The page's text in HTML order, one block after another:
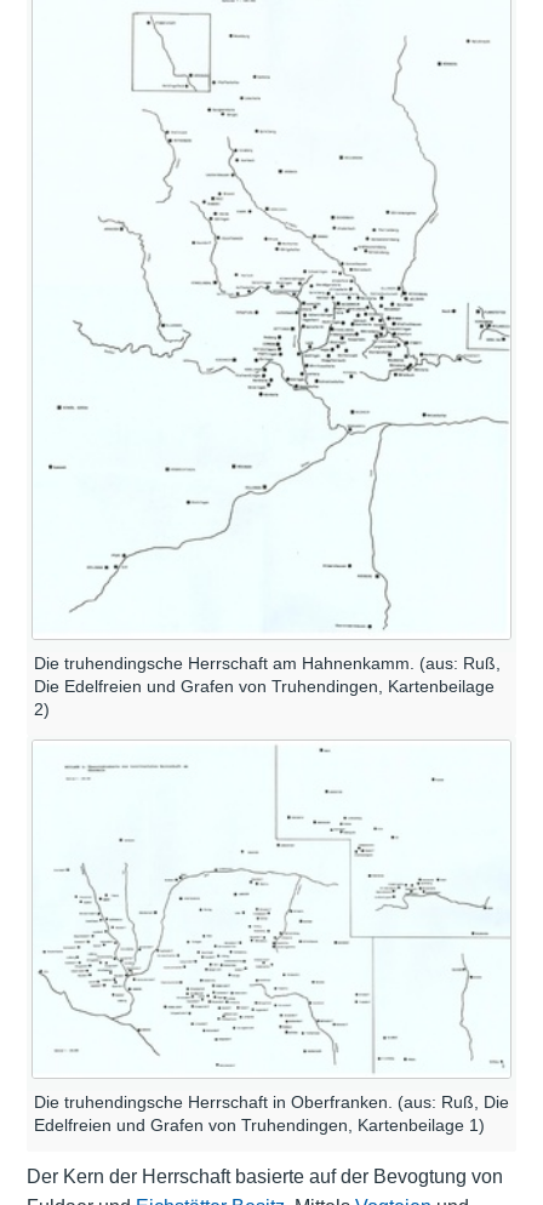
Die truhendingsche Herrschaft am Hahnenkamm. (aus: Ruß,
Die Edelfreien und Grafen von Truhendingen, Kartenbeilage
2)
Die truhendingsche Herrschaft in Oberfranken. (aus: Ruß, Die
Edelfreien und Grafen von Truhendingen, Kartenbeilage 1)
Der Kern der Herrschaft basierte auf der Bevogtung von